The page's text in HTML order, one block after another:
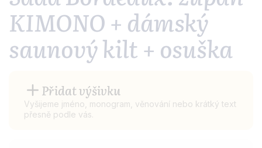
KIMONO + dámský
saunový kilt + osuška
Přidat výšivku
Vyšijeme jméno, monogram, věnování nebo krátký text
přesně podle vás.